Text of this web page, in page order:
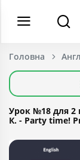
Головна
Урок №18 для 2
К. - Party time!